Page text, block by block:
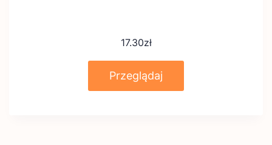
17.30zł
Przeglądaj